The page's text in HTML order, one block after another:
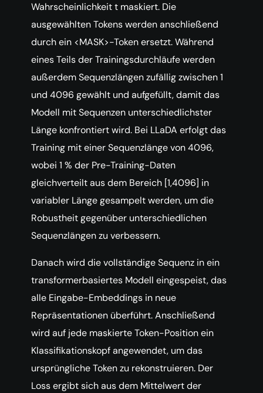
Wahrscheinlichkeit t maskiert. Die
ausgewählten Tokens werden anschließend
durch ein <MASK>-Token ersetzt. Während
eines Teils der Trainingsdurchläufe werden
außerdem Sequenzlängen zufällig zwischen 1
und 4096 gewählt und aufgefüllt, damit das
Modell mit Sequenzen unterschiedlichster
Länge konfrontiert wird. Bei LLaDA erfolgt das
Training mit einer Sequenzlänge von 4096,
wobei 1 % der Pre-Training-Daten
gleichverteilt aus dem Bereich [1,4096] in
variabler Länge gesampelt werden, um die
Robustheit gegenüber unterschiedlichen
Sequenzlängen zu verbessern.
Danach wird die vollständige Sequenz in ein
transformerbasiertes Modell eingespeist, das
alle Eingabe-Embeddings in neue
Repräsentationen überführt. Anschließend
wird auf jede maskierte Token-Position ein
Klassifikationskopf angewendet, um das
ursprüngliche Token zu rekonstruieren. Der
Loss ergibt sich aus dem Mittelwert der